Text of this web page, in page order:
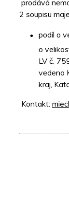
prodává
2 soupisu
podíl o
o
LV č.
vedeno
kraj,
Kontakt: